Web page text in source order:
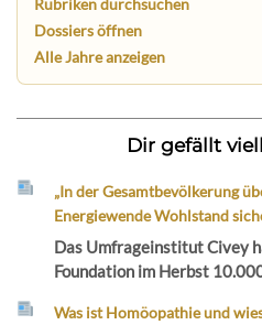
Dossiers öffnen
Alle Jahre anzeigen
Dir gefällt
„In der Gesamtbevölkerung
Energiewende Wohlstand
Das Umfrageinstitut Civey
Foundation im Herbst
Was ist Homöopathie und